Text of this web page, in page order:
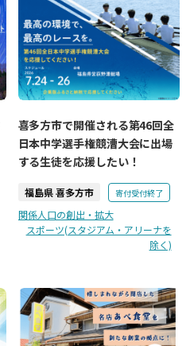
喜多方市で開催される第46回全
日本中学選手権競漕大会に出場
する生徒を応援したい！
福島県 喜多方市 寄付受付終了
関係人口の創出・拡大
スポーツ(スタジアム・アリーナを
除く)